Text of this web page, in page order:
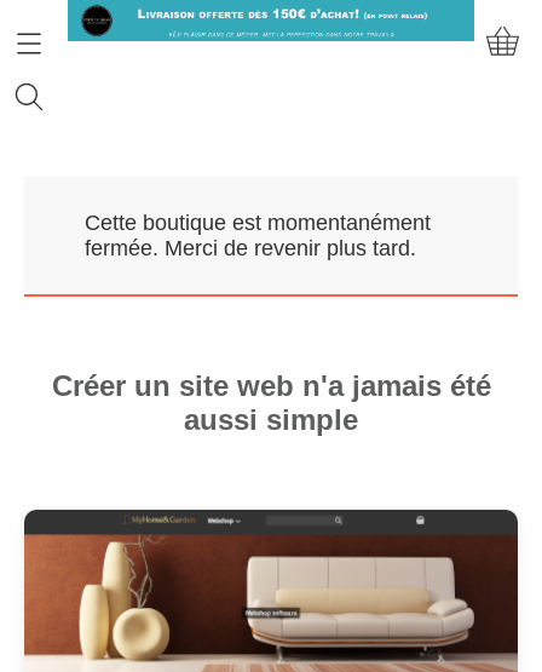
Prendre RDV
Nos Marques
Contact
E-Boutique
Les Promos!
Cette boutique est momentanément
fermée. Merci de revenir plus tard.
Créer un site web n'a jamais été
aussi simple